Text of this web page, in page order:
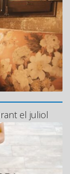
el juliol